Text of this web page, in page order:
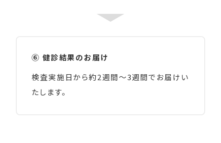
⑥ 健診結果のお届け
検査実施日から約2週間～3週間でお届けい
たします。